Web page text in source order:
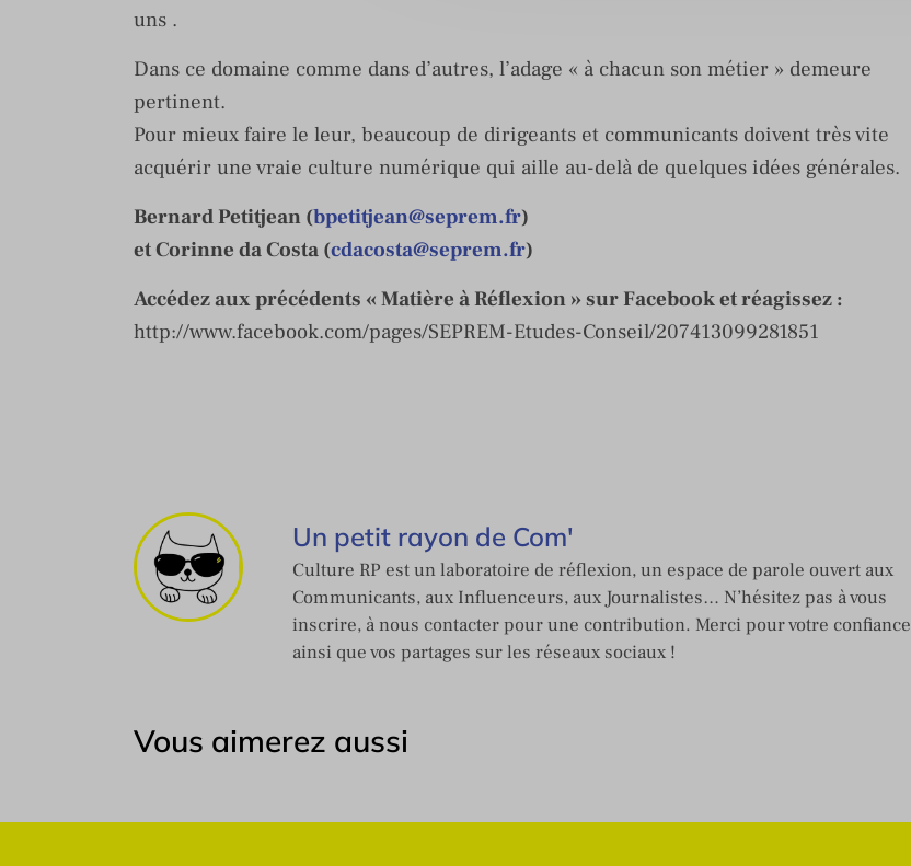
uns .
Dans ce domaine comme dans d’autres, l’adage « à chacun son métier » demeure
pertinent.
Pour mieux faire le leur, beaucoup de dirigeants et communicants doivent très vite
acquérir une vraie culture numérique qui aille au-delà de quelques idées générales.
Bernard Petitjean (bpetitjean@seprem.fr)
et Corinne da Costa (cdacosta@seprem.fr)
Accédez aux précédents « Matière à Réflexion » sur Facebook et réagissez :
http://www.facebook.com/pages/SEPREM-Etudes-Conseil/207413099281851
Un petit rayon de Com'
Culture RP est un laboratoire de réflexion, un espace de parole ouvert aux
Communicants, aux Influenceurs, aux Journalistes… N’hésitez pas à vous
inscrire, à nous contacter pour une contribution. Merci pour votre confiance
ainsi que vos partages sur les réseaux sociaux !
Vous aimerez aussi